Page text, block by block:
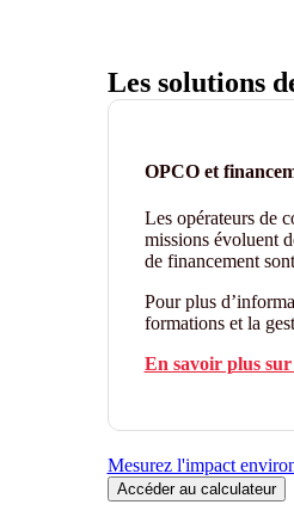
Les solutions
OPCO et
Les opérateurs de
missions évoluent
de financement
Pour plus
formations et la
En savoir plus
Mesurez l'impact
Accéder au calculateur